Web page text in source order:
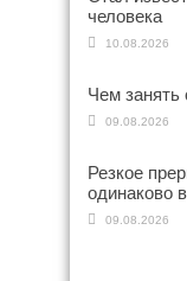
человека
10.08.2026
Чем занять
09.08.2026
Резкое
одинаково
09.08.2026